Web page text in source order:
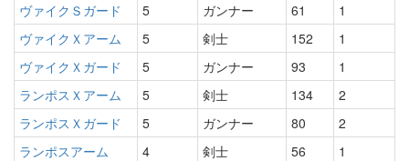
ヴァイクＳガード
5 ガンナー 61
1
ヴァイクＸアーム
5 剣士 152
1
ヴァイクＸガード
5 ガンナー 93
1
ランポスＸアーム
5 剣士 134
2
ランポスＸガード
5 ガンナー 80
2
ランポスアーム
4 剣士 56
1